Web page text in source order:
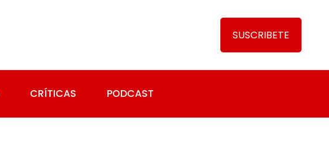
SUSCRIBETE
CRÍTICAS PODCAST